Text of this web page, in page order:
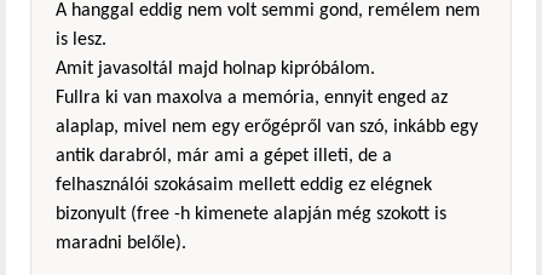
A hanggal eddig nem volt semmi gond, remélem nem
is lesz.
Amit javasoltál majd holnap kipróbálom.
Fullra ki van maxolva a memória, ennyit enged az
alaplap, mivel nem egy erőgépről van szó, inkább egy
antik darabról, már ami a gépet illeti, de a
felhasználói szokásaim mellett eddig ez elégnek
bizonyult (free -h kimenete alapján még szokott is
maradni belőle).